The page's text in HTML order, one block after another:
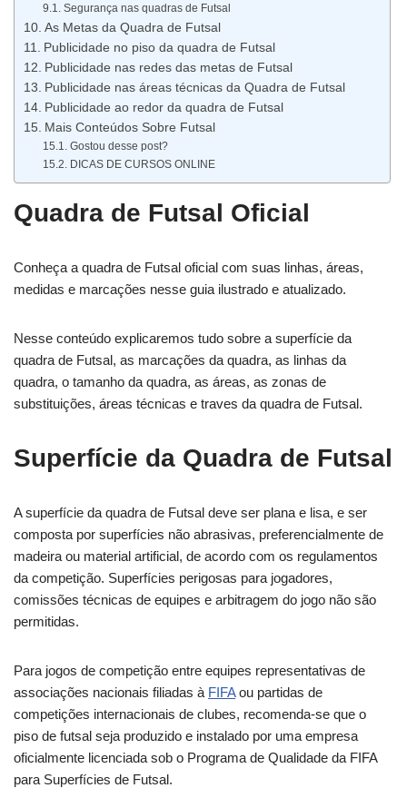
Segurança nas quadras de Futsal
As Metas da Quadra de Futsal
Publicidade no piso da quadra de Futsal
Publicidade nas redes das metas de Futsal
Publicidade nas áreas técnicas da Quadra de Futsal
Publicidade ao redor da quadra de Futsal
Mais Conteúdos Sobre Futsal
Gostou desse post?
DICAS DE CURSOS ONLINE
Quadra de Futsal Oficial
Conheça a quadra de Futsal oficial com suas linhas, áreas,
medidas e marcações nesse guia ilustrado e atualizado.
Nesse conteúdo explicaremos tudo sobre a superfície da
quadra de Futsal, as marcações da quadra, as linhas da
quadra, o tamanho da quadra, as áreas, as zonas de
substituições, áreas técnicas e traves da quadra de Futsal.
Superfície da Quadra de Futsal
A superfície da quadra de Futsal deve ser plana e lisa, e ser
composta por superfícies não abrasivas, preferencialmente de
madeira ou material artificial, de acordo com os regulamentos
da competição. Superfícies perigosas para jogadores,
comissões técnicas de equipes e arbitragem do jogo não são
permitidas.
Para jogos de competição entre equipes representativas de
associações nacionais filiadas à FIFAou partidas de
competições internacionais de clubes, recomenda-se que o
piso de futsal seja produzido e instalado por uma empresa
oficialmente licenciada sob o Programa de Qualidade da FIFA
para Superfícies de Futsal.